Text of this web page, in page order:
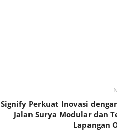
Signify Perkuat Inovasi
Jalan Surya Modular dan
Lapangan